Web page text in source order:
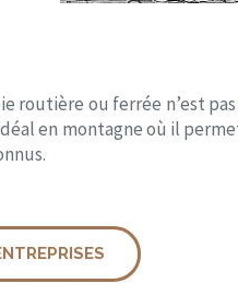
routière ou ferrée n’est
en montagne où il